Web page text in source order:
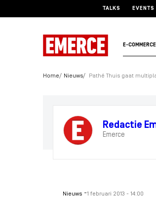
TALKS EVENTS
E-COMMERCE
Home Nieuws Pathé Thuis gaat
Redactie
Emerce
Nieuws -1 februari 2013 - 14:00